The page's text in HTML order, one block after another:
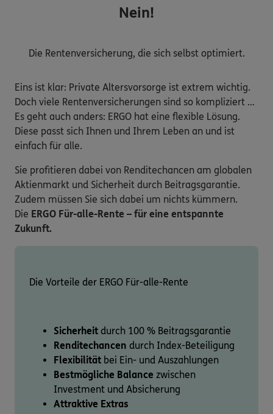
Nein!
Die Rentenversicherung, die sich selbst optimiert.
Eins ist klar: Private Altersvorsorge ist extrem wichtig.
Doch viele Rentenversicherungen sind so kompliziert …
Es geht auch anders: ERGO hat eine flexible Lösung.
Diese passt sich Ihnen und Ihrem Leben an und ist
einfach für alle.
Sie profitieren dabei von Renditechancen am globalen
Aktienmarkt und Sicherheit durch Beitragsgarantie.
Zudem müssen Sie sich dabei um nichts kümmern.
Die ERGO Für-alle-Rente – für eine entspannte
Zukunft.
Die Vorteile der ERGO Für-alle-Rente
Sicherheit durch 100 % Beitragsgarantie
Renditechancen durch Index-Beteiligung
Flexibilität bei Ein- und Auszahlungen
Bestmögliche Balance zwischen
Investment und Absicherung
Attraktive Extras